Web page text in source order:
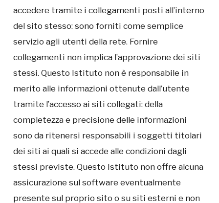
accedere tramite i collegamenti posti all’interno
del sito stesso: sono forniti come semplice
servizio agli utenti della rete. Fornire
collegamenti non implica l’approvazione dei siti
stessi. Questo Istituto non è responsabile in
merito alle informazioni ottenute dall’utente
tramite l’accesso ai siti collegati: della
completezza e precisione delle informazioni
sono da ritenersi responsabili i soggetti titolari
dei siti ai quali si accede alle condizioni dagli
stessi previste. Questo Istituto non offre alcuna
assicurazione sul software eventualmente
presente sul proprio sito o su siti esterni e non